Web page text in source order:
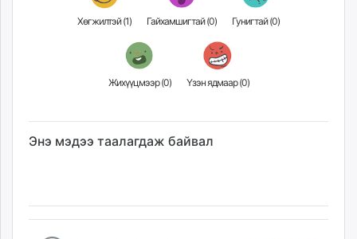
Хөгжилтэй (1) Гайхамшигтай (0) Гунигтай (0)
Жихүүцмээр (0) Үзэн ядмаар (0)
Энэ мэдээ таалагдаж байвал